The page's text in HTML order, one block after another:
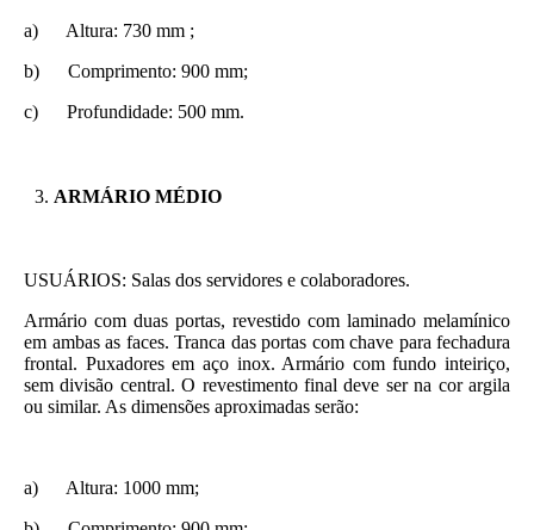
a) Altura: 730 mm ;
b) Comprimento: 900 mm;
c) Profundidade: 500 mm.
ARMÁRIO MÉDIO
USUÁRIOS: Salas dos servidores e colaboradores.
Armário com duas portas, revestido com laminado melamínico
em ambas as faces. Tranca das portas com chave para fechadura
frontal. Puxadores em aço inox. Armário com fundo inteiriço,
sem divisão central. O revestimento final deve ser na cor argila
ou similar. As dimensões aproximadas serão:
a) Altura: 1000 mm;